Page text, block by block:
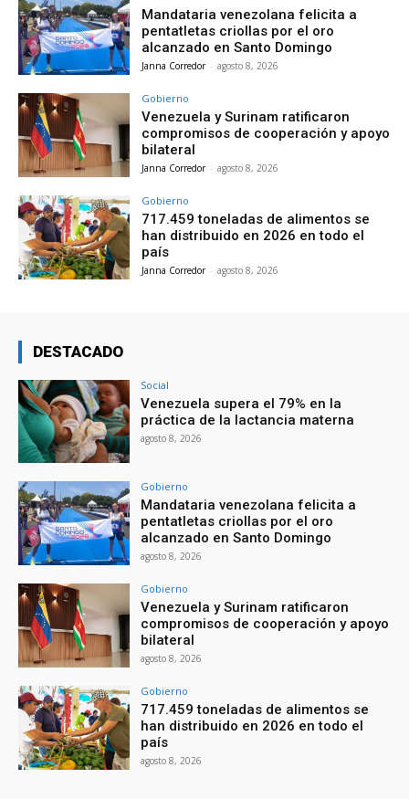
Mandataria venezolana felicita a
pentatletas criollas por el oro
alcanzado en Santo Domingo
Janna Corredor - agosto 8, 2026
Gobierno
Venezuela y Surinam ratificaron
compromisos de cooperación y apoyo
bilateral
Janna Corredor - agosto 8, 2026
Gobierno
717.459 toneladas de alimentos se
han distribuido en 2026 en todo el
país
Janna Corredor - agosto 8, 2026
DESTACADO
Social
Venezuela supera el 79% en la
práctica de la lactancia materna
agosto 8, 2026
Gobierno
Mandataria venezolana felicita a
pentatletas criollas por el oro
alcanzado en Santo Domingo
agosto 8, 2026
Gobierno
Venezuela y Surinam ratificaron
compromisos de cooperación y apoyo
bilateral
agosto 8, 2026
Gobierno
717.459 toneladas de alimentos se
han distribuido en 2026 en todo el
país
agosto 8, 2026